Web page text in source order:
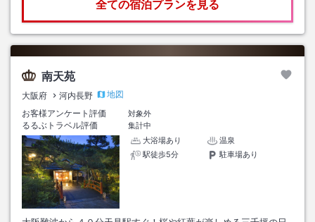
全ての宿泊プランを見る
南天苑
大阪府 河内長野
地図
お客様アンケート評価
対象外
るるぶトラベル評価
集計中
大浴場あり
温泉
駅徒歩5分
駐車場あり